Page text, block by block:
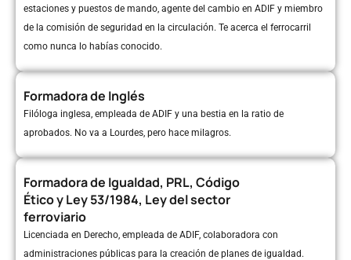
estaciones y puestos de mando, agente del cambio en ADIF y miembro
de la comisión de seguridad en la circulación. Te acerca el ferrocarril
como nunca lo habías conocido.
Formadora de Inglés
Filóloga inglesa, empleada de ADIF y una bestia en la ratio de
aprobados. No va a Lourdes, pero hace milagros.
Formadora de Igualdad, PRL, Código
Ético y Ley 53/1984, Ley del sector
ferroviario
Licenciada en Derecho, empleada de ADIF, colaboradora con
administraciones públicas para la creación de planes de igualdad.